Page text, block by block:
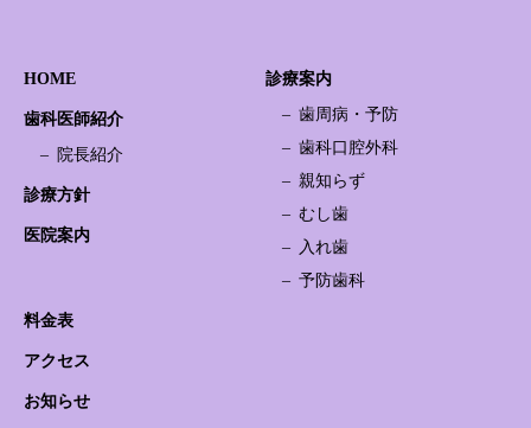
HOME
歯科医師紹介
院長紹介
診療方針
医院案内
診療案内
歯周病・予防
歯科口腔外科
親知らず
むし歯
入れ歯
予防歯科
料金表
アクセス
お知らせ